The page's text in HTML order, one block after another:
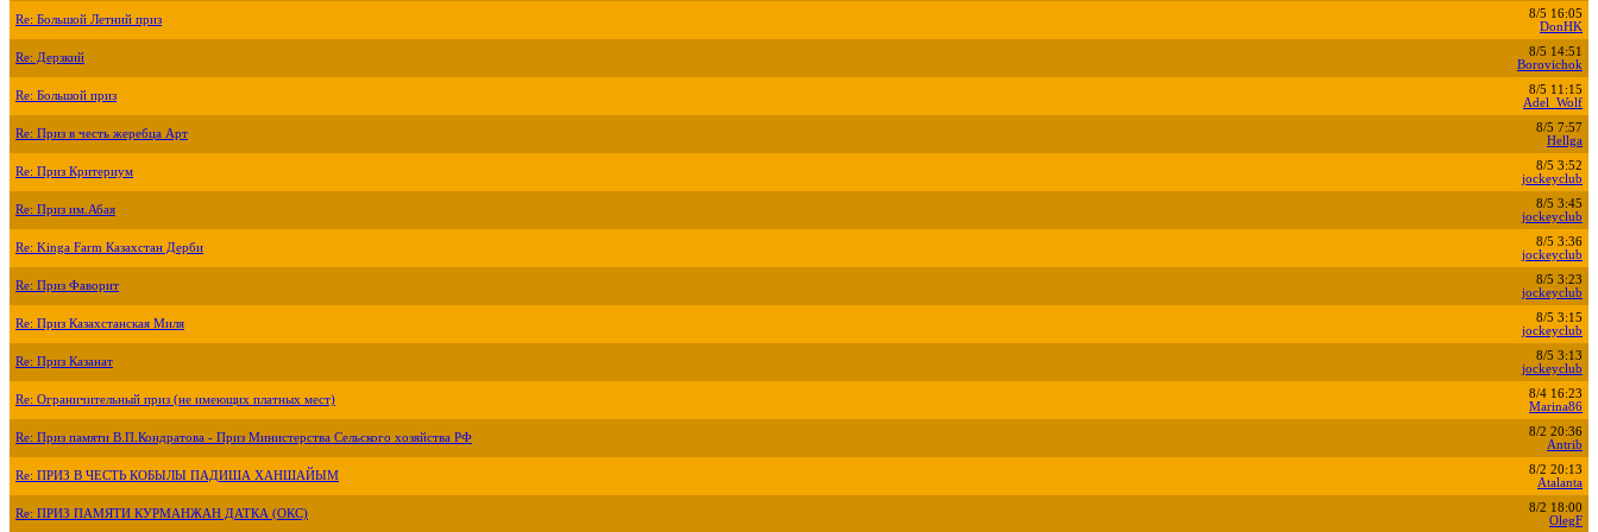
Re: Большой Летний приз
8/5 16:05
DonHK
Re: Дерзкий
8/5 14:51
Borovichok
Re: Большой приз
8/5 11:15
Adel_Wolf
Re: Приз в честь жеребца Арт
8/5 7:57
Hellga
Re: Приз Критериум
8/5 3:52
jockeyclub
Re: Приз им.Абая
8/5 3:45
jockeyclub
Re: Kinga Farm Казахстан Дерби
8/5 3:36
jockeyclub
Re: Приз Фаворит
8/5 3:23
jockeyclub
Re: Приз Казахстанская Миля
8/5 3:15
jockeyclub
Re: Приз Казанат
8/5 3:13
jockeyclub
Re: Ограничительный приз (не имеющих платных мест)
8/4 16:23
Marina86
Re: Приз памяти В.П.Кондратова - Приз Министерства Сельского хозяйства РФ
8/2 20:36
Antrib
Re: ПРИЗ В ЧЕСТЬ КОБЫЛЫ ПАДИША ХАНШАЙЫМ
8/2 20:13
Atalanta
Re: ПРИЗ ПАМЯТИ КУРМАНЖАН ДАТКА (ОКС)
8/2 18:00
OlegF